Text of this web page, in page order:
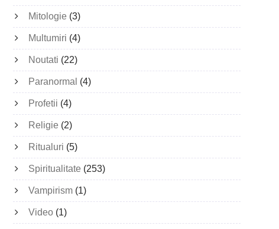
Mitologie (3)
Multumiri (4)
Noutati (22)
Paranormal (4)
Profetii (4)
Religie (2)
Ritualuri (5)
Spiritualitate (253)
Vampirism (1)
Video (1)